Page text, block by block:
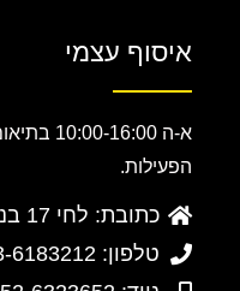
איסוף עצמי
א-ה
הפעילות.
כתובת: לחי 17 בני ברק קומה 2 waze
טלפון: 03-6183212